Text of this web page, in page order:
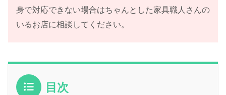
身で対応できない場合はちゃんとした家具職人さんの
いるお店に相談してください。
目次